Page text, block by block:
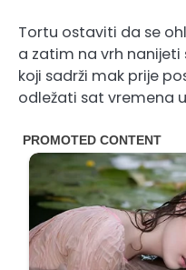
Tortu ostaviti da se
a zatim na vrh nanijeti
koji sadrži mak prije
odležati sat vremena